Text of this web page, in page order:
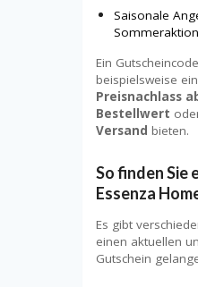
Saisonale
Ein
beispielsweise
Preisnachlass
Bestellwert
Versand bieten.
So finden Sie
Essenza
Es gibt
einen aktuellen
Gutschein